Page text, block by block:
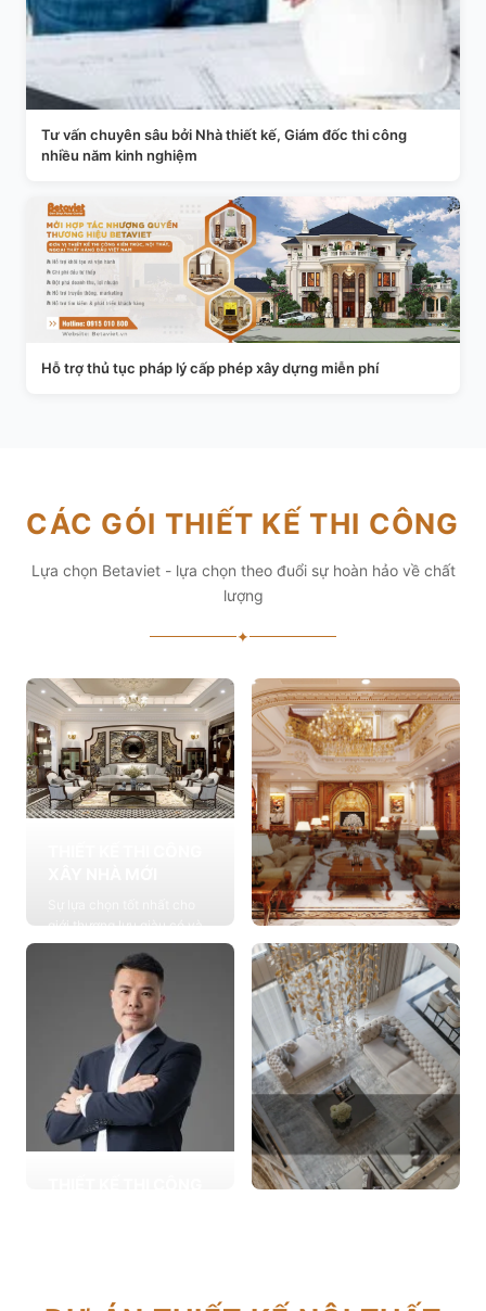
Tư vấn chuyên sâu bởi Nhà thiết kế, Giám đốc thi công
nhiều năm kinh nghiệm
Hỗ trợ thủ tục pháp lý cấp phép xây dựng miễn phí
CÁC GÓI THIẾT KẾ THI CÔNG
Lựa chọn Betaviet - lựa chọn theo đuổi sự hoàn hảo về chất
lượng
✦
giới thượng lưu giàu có và
đẳng cấp, cung cấp các
giải pháp thiết kế chuyên
Xem chi tiết
THIẾT KẾ THI CÔNG
NỘI THẤT
Cung cấp các giải pháp
theo phong cách sống với
thiết kế nội thất thông minh
mang tính thẩm mỹ cao
Xem chi tiết
lựa chọn từ các gia đình